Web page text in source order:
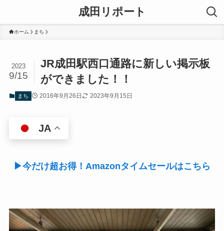
成田リポート
ホーム まち
JR成田駅西口通路に新しい掲示板
ができました！！
2023
9/15
まち 2016年9月26日 2023年9月15日
JA
▶今だけ超お得！Amazonタイムセールはこちら